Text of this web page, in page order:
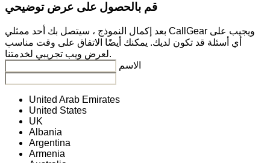
قم بالحصول على عرض توضيحي
بعد إكمال النموذج ، سيتصل بك أحد ممثلي CallGear ويجيب على
أي أسئلة قد تكون لديك. يمكنك أيضًا الاتفاق على وقت مناسب
لعرض ويب تجريبي لخدمتنا.
الاسم
United Arab Emirates
United States
UK
Albania
Argentina
Armenia